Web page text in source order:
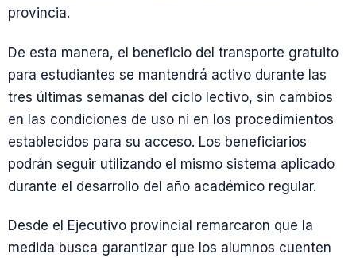
provincia.
De esta manera, el beneficio del transporte gratuito
para estudiantes se mantendrá activo durante las
tres últimas semanas del ciclo lectivo, sin cambios
en las condiciones de uso ni en los procedimientos
establecidos para su acceso. Los beneficiarios
podrán seguir utilizando el mismo sistema aplicado
durante el desarrollo del año académico regular.
Desde el Ejecutivo provincial remarcaron que la
medida busca garantizar que los alumnos cuenten